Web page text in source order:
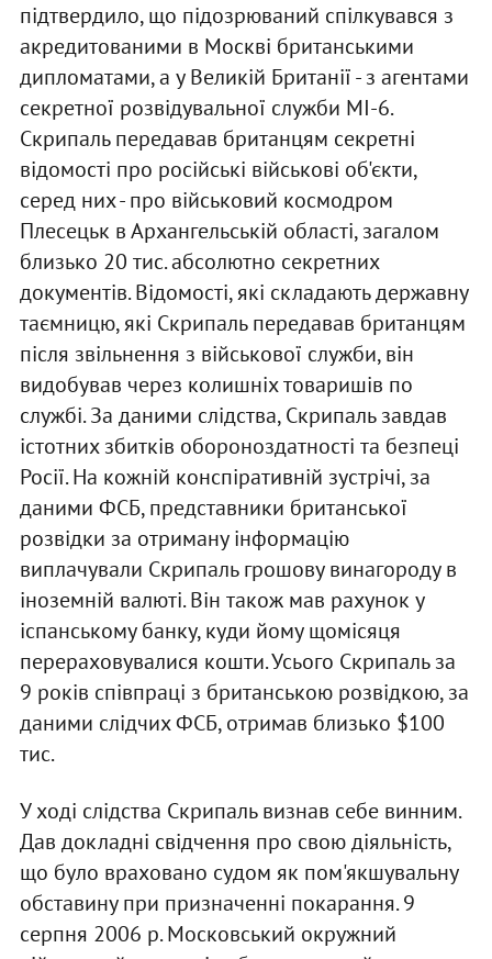
підтвердило, що підозрюваний спілкувався з
акредитованими в Москві британськими
дипломатами, а у Великій Британії - з агентами
секретної розвідувальної служби МІ-6.
Скрипаль передавав британцям секретні
відомості про російські військові об'єкти,
серед них - про військовий космодром
Плесецьк в Архангельській області, загалом
близько 20 тис. абсолютно секретних
документів. Відомості, які складають державну
таємницю, які Скрипаль передавав британцям
після звільнення з військової служби, він
видобував через колишніх товаришів по
службі. За даними слідства, Скрипаль завдав
істотних збитків обороноздатності та безпеці
Росії. На кожній конспіративній зустрічі, за
даними ФСБ, представники британської
розвідки за отриману інформацію
виплачували Скрипаль грошову винагороду в
іноземній валюті. Він також мав рахунок у
іспанському банку, куди йому щомісяця
перераховувалися кошти. Усього Скрипаль за
9 років співпраці з британською розвідкою, за
даними слідчих ФСБ, отримав близько $100
тис.
У ході слідства Скрипаль визнав себе винним.
Дав докладні свідчення про свою діяльність,
що було враховано судом як пом'якшувальну
обставину при призначенні покарання. 9
серпня 2006 р. Московський окружний